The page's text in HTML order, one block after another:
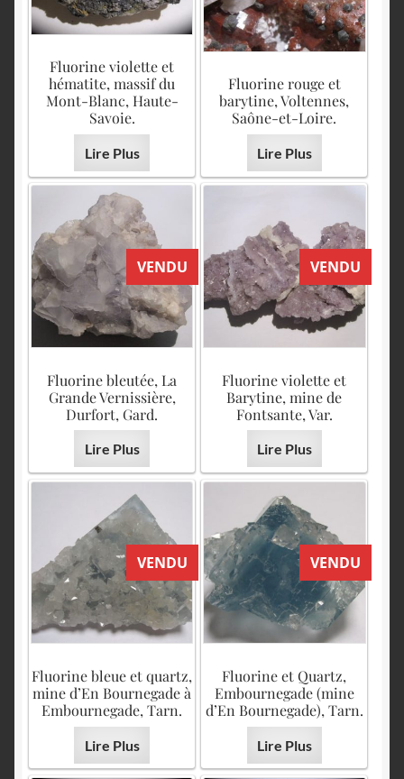
Fluorine violette et
hématite, massif du
Mont-Blanc, Haute-
Savoie.
Lire Plus
Fluorine rouge et
barytine, Voltennes,
Saône-et-Loire.
Lire Plus
VENDU
Fluorine bleutée, La
Grande Vernissière,
Durfort, Gard.
Lire Plus
VENDU
Fluorine violette et
Barytine, mine de
Fontsante, Var.
Lire Plus
VENDU
Fluorine bleue et quartz,
mine d’En Bournegade à
Embournegade, Tarn.
Lire Plus
VENDU
Fluorine et Quartz,
Embournegade (mine
d’En Bournegade), Tarn.
Lire Plus